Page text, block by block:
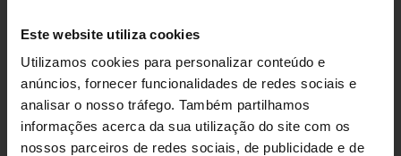
Este website utiliza cookies
Utilizamos cookies para personalizar conteúdo e
anúncios, fornecer funcionalidades de redes sociais e
analisar o nosso tráfego. Também partilhamos
informações acerca da sua utilização do site com os
nossos parceiros de redes sociais, de publicidade e de